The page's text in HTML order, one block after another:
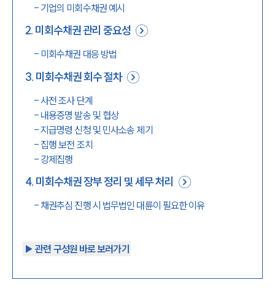
- 기업의 미회수채권 예시
2. 미회수채권 관리 중요성
- 미회수채권 대응 방법
3. 미회수채권 회수 절차
-사전 조사 단계
- 내용증명 발송 및 협상
-지급명령 신청 및 민사소송 제기
- 집행 보전 조치
- 강제집행
4. 미회수채권 장부 정리 및 세무 처리
- 채권추심 진행 시 법무법인 대륜이 필요한 이유
▶︎ 관련 구성원 바로 보러가기